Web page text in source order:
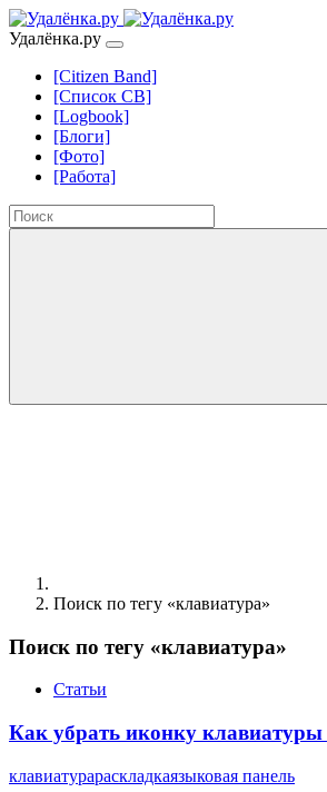
Удалёнка.ру
[Citizen Band]
[Список СВ]
[Logbook]
[Блоги]
[Фото]
[Работа]
Поиск по тегу «клавиатура»
Поиск по тегу «клавиатура»
Статьи
Как убрать иконку
клавиатурараскладкаязыковая панель